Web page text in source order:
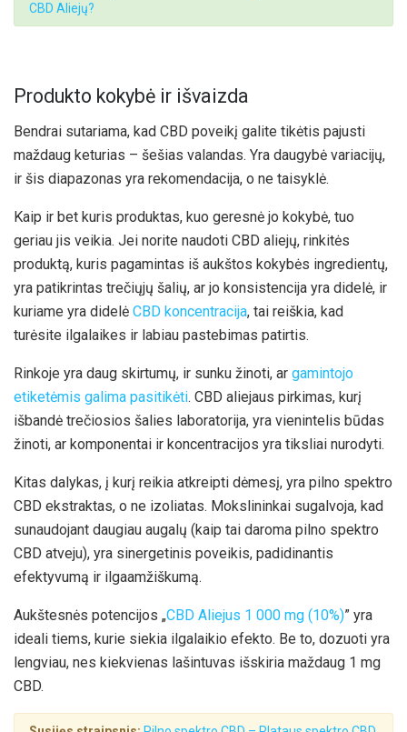
CBD Aliejų?
Produkto kokybė ir išvaizda
Bendrai sutariama, kad CBD poveikį galite tikėtis pajusti
maždaug keturias – šešias valandas. Yra daugybė variacijų,
ir šis diapazonas yra rekomendacija, o ne taisyklė.
Kaip ir bet kuris produktas, kuo geresnė jo kokybė, tuo
geriau jis veikia. Jei norite naudoti CBD aliejų, rinkitės
produktą, kuris pagamintas iš aukštos kokybės ingredientų,
yra patikrintas trečiųjų šalių, ar jo konsistencija yra didelė, ir
kuriame yra didelė CBD koncentracija, tai reiškia, kad
turėsite ilgalaikes ir labiau pastebimas patirtis.
Rinkoje yra daug skirtumų, ir sunku žinoti, ar gamintojo
etiketėmis galima pasitikėti. CBD aliejaus pirkimas, kurį
išbandė trečiosios šalies laboratorija, yra vienintelis būdas
žinoti, ar komponentai ir koncentracijos yra tiksliai nurodyti.
Kitas dalykas, į kurį reikia atkreipti dėmesį, yra pilno spektro
CBD ekstraktas, o ne izoliatas. Mokslininkai sugalvoja, kad
sunaudojant daugiau augalų (kaip tai daroma pilno spektro
CBD atveju), yra sinergetinis poveikis, padidinantis
efektyvumą ir ilgaamžiškumą.
Aukštesnės potencijos „CBD Aliejus 1 000 mg (10%)” yra
ideali tiems, kurie siekia ilgalaikio efekto. Be to, dozuoti yra
lengviau, nes kiekvienas lašintuvas išskiria maždaug 1 mg
CBD.